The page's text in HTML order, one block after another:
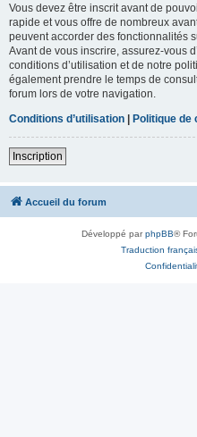
Vous devez être inscrit avant de
rapide et vous offre de nombreux
peuvent accorder des fonctionnalités
Avant de vous inscrire, assurez-vous
conditions d’utilisation et de notre
également prendre le temps de
forum lors de votre navigation.
Conditions d’utilisation | Politique de
Inscription
Accueil du forum
Développé parphpBB®
Traduction